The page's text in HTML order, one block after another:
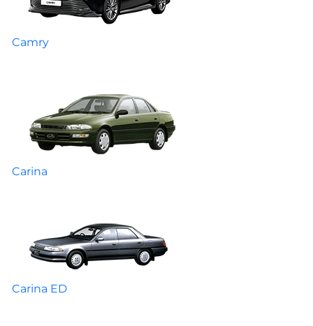
Camry
Carina
Carina ED